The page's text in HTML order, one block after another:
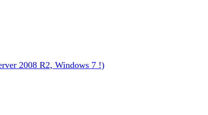
2008 R2, Windows 7 !)